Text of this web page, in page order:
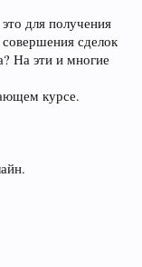
для получения
сделок
На эти и многие
курсе.